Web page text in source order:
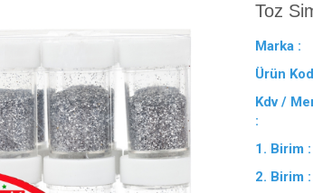
Toz
Marka :
Ürün
Kdv /
:
1. Birim :
2. Birim :